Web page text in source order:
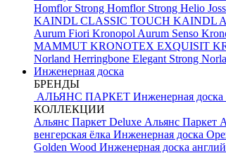
Homflor Strong Homflor Strong Helio
KAINDL CLASSIC TOUCH KAINDL
Aurum Fiori Kronopol Aurum Senso
MAMMUT KRONOTEX EXQUISIT
Norland Herringbone Elegant Strong
Инженерная доска
БРЕНДЫ
АЛЬЯНС ПАРКЕТ Инженерная доска
КОЛЛЕКЦИИ
Альянс Паркет Deluxe Альянс Паркет
венгерская ёлка Инженерная доска
Golden Wood Инженерная доска